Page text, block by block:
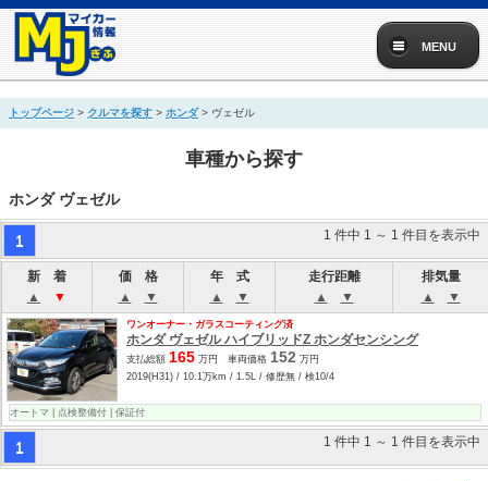
MENU
トップページ > クルマを探す > ホンダ> ヴェゼル
車種から探す
ホンダ ヴェゼル
1 1 件中 1 ～ 1 件目を表示中
新 着
▲
▼
価 格
▲
▼
年 式
▲
▼
走行距離
▲
▼
排気量
▲
▼
ワンオーナー・ガラスコーティング済
ホンダ ヴェゼル ハイブリッドZ ホンダセンシング
支払総額 165 万円 車両価格 152 万円
2019(H31) / 10.1万km / 1.5L / 修歴無 / 検10/4
オートマ | 点検整備付 | 保証付
1 1 件中 1 ～ 1 件目を表示中